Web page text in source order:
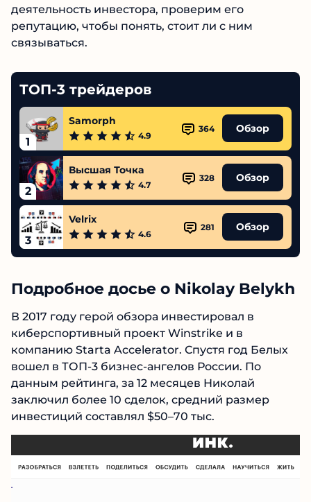
деятельность инвестора, проверим его
репутацию, чтобы понять, стоит ли с ним
связываться.
ТОП-3 трейдеров
1
Samorph
4.9
364 Обзор
2
Высшая Точка
4.7
328 Обзор
3
Velrix
4.6
281 Обзор
Подробное досье о Nikolay Belykh
В 2017 году герой обзора инвестировал в
киберспортивный проект Winstrike и в
компанию Starta Accelerator. Спустя год Белых
вошел в ТОП-3 бизнес-ангелов России. По
данным рейтинга, за 12 месяцев Николай
заключил более 10 сделок, средний размер
инвестиций составлял $50–70 тыс.